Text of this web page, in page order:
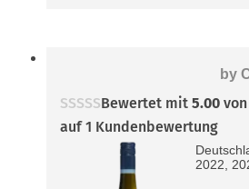
by
Bewertet mit5.00
auf1 Kundenbewertung
2022,